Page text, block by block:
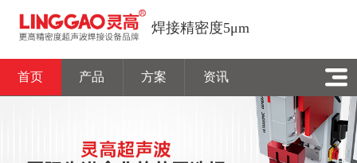
焊接精密度5μm
首页 产品 方案 资讯